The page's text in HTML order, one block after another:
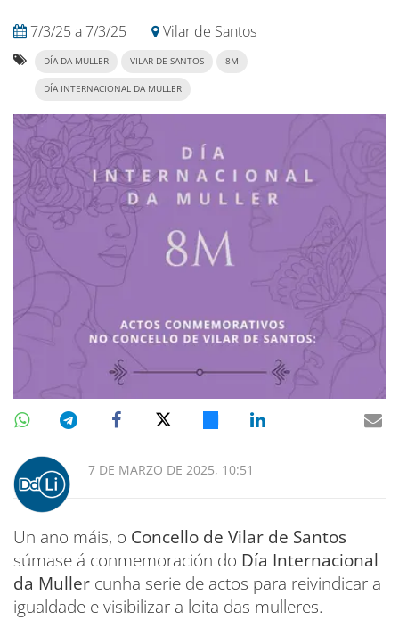
7/3/25 a 7/3/25 Vilar de Santos
DÍA DA MULLER VILAR DE SANTOS 8M
DÍA INTERNACIONAL DA MULLER
7 DE MARZO DE 2025, 10:51
Un ano máis, o Concello de Vilar de Santos
súmase á conmemoración do Día Internacional
da Muller cunha serie de actos para reivindicar a
igualdade e visibilizar a loita das mulleres.